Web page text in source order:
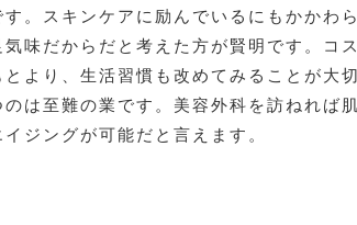
す。スキンケアに励んでいるにもかかわ
味だからだと考えた方が賢明です。コ
より、生活習慣も改めてみることが大
のは至難の業です。美容外科を訪ねれば
ジングが可能だと言えます。